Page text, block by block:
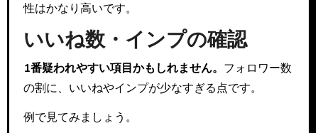
性はかなり高いです。
いいね数・インプの確認
1番疑われやすい項目かもしれません。 フォロワー数
の割に、いいねやインプが少なすぎる点です。
例で見てみましょう。